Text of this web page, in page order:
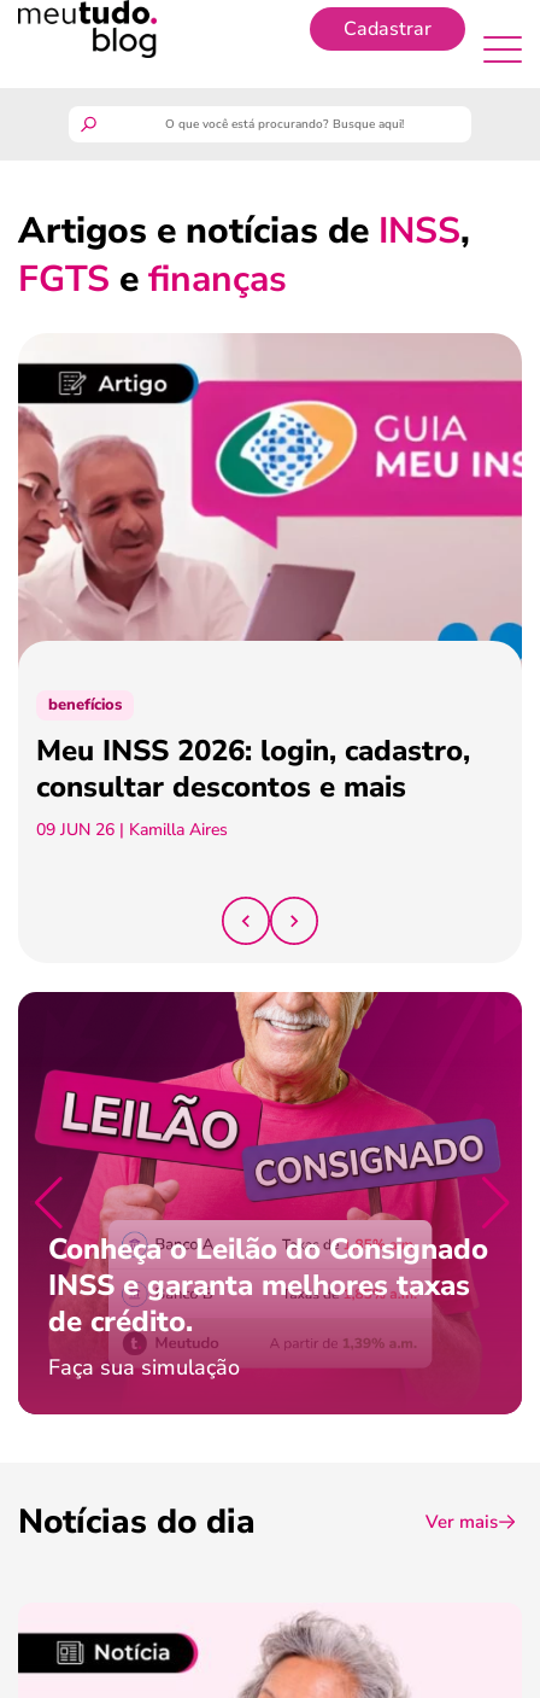
Cadastrar
guia do trabalhador
benefícios
crédito fácil
últimas notícias
ferramentas
Artigos e notícias de INSS,
FGTS efinanças
benefícios
Meu INSS 2026: login, cadastro,
consultar descontos e mais
09 JUN 26 | Kamilla Aires
Conheça o Leilão do Consignado
INSS e garanta melhores taxas
de crédito.
Faça sua simulação
Notícias do dia Ver mais